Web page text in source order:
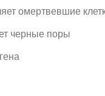
омертвевшие
черные поры